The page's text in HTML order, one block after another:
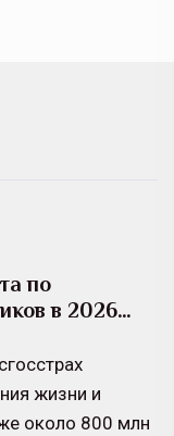
по
в 2026…
жизни и
около 800 млн